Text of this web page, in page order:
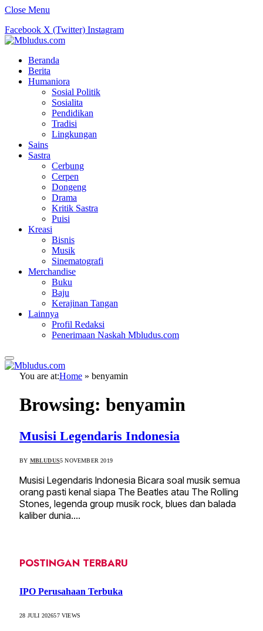
Close Menu
Facebook X (Twitter) Instagram
Beranda
Berita
Humaniora
Sosial Politik
Sosialita
Pendidikan
Tradisi
Lingkungan
Sains
Sastra
Cerbung
Cerpen
Dongeng
Drama
Kritik Sastra
Puisi
Kreasi
Bisnis
Musik
Sinematografi
Merchandise
Buku
Baju
Kerajinan Tangan
Lainnya
Profil Redaksi
Penerimaan Naskah Mbludus.com
You are at:Home » benyamin
Browsing: benyamin
Musisi Legendaris Indonesia
BY MBLUDUS5 NOVEMBER 2019
Musisi Legendaris Indonesia Bicara soal musik semua
orang pasti kenal siapa The Beatles atau The Rolling
Stones, legenda group musik rock, blues dan balada
kaliber dunia.…
POSTINGAN TERBARU
IPO Perusahaan Terbuka
28 JULI 202657VIEWS